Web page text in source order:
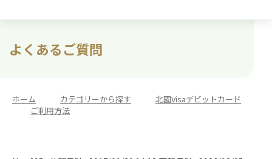
よくあるご質問
ホーム カテゴリーから探す
北國Visaデビットカード
ご利用方法